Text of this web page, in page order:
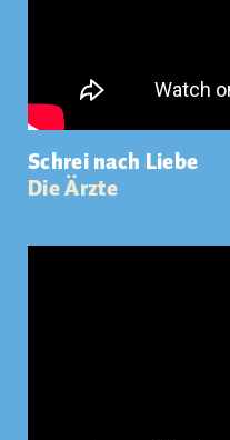
Schrei nach Liebe
Die Ärzte